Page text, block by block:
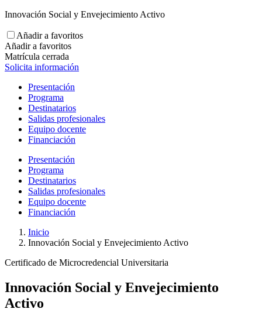
Innovación Social y Envejecimiento Activo
Añadir a favoritos
Añadir a favoritos
Matrícula cerrada
Solicita información
Presentación
Programa
Destinatarios
Salidas profesionales
Equipo docente
Financiación
Presentación
Programa
Destinatarios
Salidas profesionales
Equipo docente
Financiación
Inicio
Innovación Social y Envejecimiento Activo
Certificado de Microcredencial Universitaria
Innovación Social y Envejecimiento
Activo